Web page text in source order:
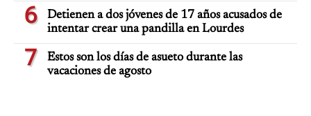
6
Detienen a dos jóvenes de 17 años acusados de
intentar crear una pandilla en Lourdes
7
Estos son los días de asueto durante las
vacaciones de agosto